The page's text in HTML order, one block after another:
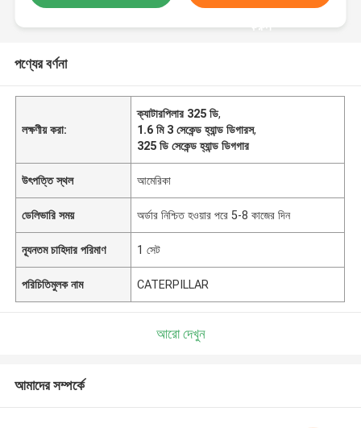
করুন
পণ্যের বর্ণনা
লক্ষণীয় করা:
ক্যাটারপিলার 325 ডি,
1.6 মি 3 সেকেন্ড হ্যান্ড ডিগারস,
325 ডি সেকেন্ড হ্যান্ড ডিগগার
উৎপত্তি স্থল আমেরিকা
ডেলিভারি সময় অর্ডার নিশ্চিত হওয়ার পরে 5-8 কাজের দিন
ন্যূনতম চাহিদার পরিমাণ 1 সেট
পরিচিতিমুলক নাম CATERPILLAR
আরো দেখুন
আমাদের সম্পর্কে